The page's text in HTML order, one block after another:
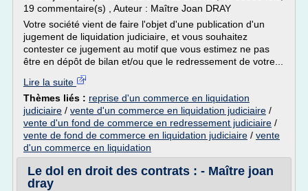
19 commentaire(s) , Auteur : Maître Joan DRAY
Votre société vient de faire l'objet d'une publication d'un
jugement de liquidation judiciaire, et vous souhaitez
contester ce jugement au motif que vous estimez ne pas
être en dépôt de bilan et/ou que le redressement de votre...
Lire la suite
Thèmes liés : reprise d'un commerce en liquidation
judiciaire / vente d'un commerce en liquidation judiciaire /
vente d'un fond de commerce en redressement judiciaire /
vente de fond de commerce en liquidation judiciaire / vente
d'un commerce en liquidation
Le dol en droit des contrats : - Maître joan
dray